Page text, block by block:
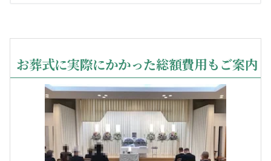
お葬式に実際にかかった総額費用もご案内